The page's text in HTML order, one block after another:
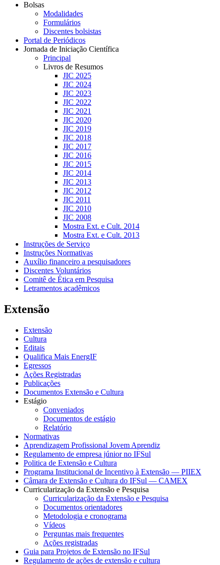
Bolsas
Modalidades
Formulários
Discentes bolsistas
Portal de Periódicos
Jornada de Iniciação Científica
Principal
Livros de Resumos
JIC 2025
JIC 2024
JIC 2023
JIC 2022
JIC 2021
JIC 2020
JIC 2019
JIC 2018
JIC 2017
JIC 2016
JIC 2015
JIC 2014
JIC 2013
JIC 2012
JIC 2011
JIC 2010
JIC 2008
Mostra Ext. e Cult. 2014
Mostra Ext. e Cult. 2013
Instruções de Serviço
Instruções Normativas
Auxílio financeiro a pesquisadores
Discentes Voluntários
Comitê de Ética em Pesquisa
Letramentos acadêmicos
Extensão
Extensão
Cultura
Editais
Qualifica Mais EnergIF
Egressos
Ações Registradas
Publicações
Documentos Extensão e Cultura
Estágio
Conveniados
Documentos de estágio
Relatório
Normativas
Aprendizagem Profissional Jovem Aprendiz
Regulamento de empresa júnior no IFSul
Politica de Extensão e Cultura
Programa Institucional de Incentivo à Extensão — PIIEX
Câmara de Extensão e Cultura do IFSul — CAMEX
Curricularização da Extensão e Pesquisa
Curricularização da Extensão e Pesquisa
Documentos orientadores
Metodologia e cronograma
Vídeos
Perguntas mais frequentes
Ações registradas
Guia para Projetos de Extensão no IFSul
Regulamento de ações de extensão e cultura